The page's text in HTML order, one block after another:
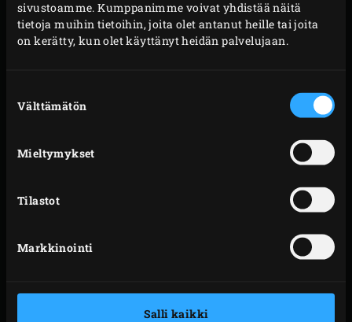
sivustoamme. Kumppanimme voivat yhdistää näitä
tietoja muihin tietoihin, joita olet antanut heille tai joita
on kerätty, kun olet käyttänyt heidän palvelujaan.
valinta
Välttämätön
Mieltymykset
Tilastot
Markkinointi
Salli kaikki
Olemme tehneet jo 25 vuotta tiivistä yhteistyötä Daltile-
minkään muun merkkisiä kamadoita. Tämä